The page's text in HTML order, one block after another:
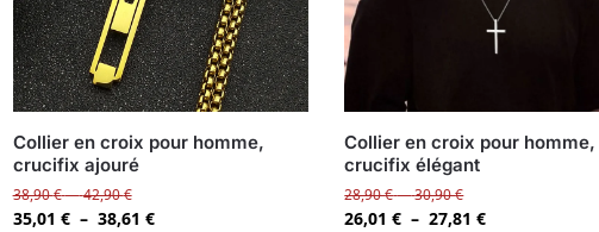
Collier en croix pour homme,
crucifix ajouré
38,90€–42,90€
35,01 € – 38,61 €
Collier en croix pour homme,
crucifix élégant
28,90€–30,90€
26,01€ – 27,81€